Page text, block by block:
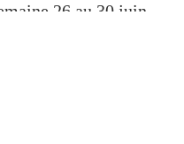
26 au 30 juin